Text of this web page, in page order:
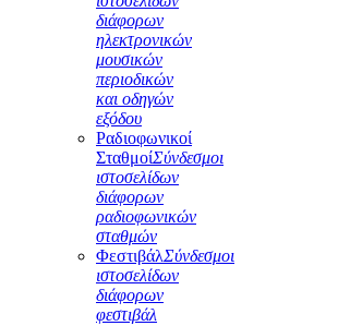
διάφορων
ηλεκτρονικών
μουσικών
περιοδικών
και οδηγών
εξόδου
Ραδιοφωνικοί
ΣταθμοίΣύνδεσμοι
ιστοσελίδων
διάφορων
ραδιοφωνικών
σταθμών
ΦεστιβάλΣύνδεσμοι
ιστοσελίδων
διάφορων
φεστιβάλ